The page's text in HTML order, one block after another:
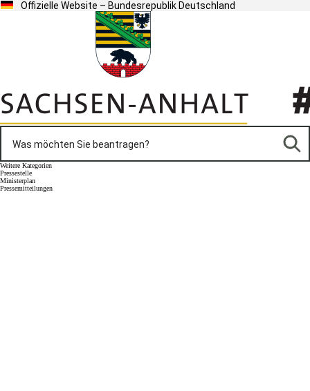
Offizielle Website – Bundesrepublik Deutschland
Weitere Kategorien
Pressestelle
Ministerplan
Pressemitteilungen